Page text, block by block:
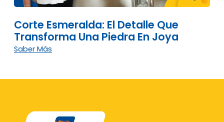
Corte Esmeralda: El Detalle Que
Transforma Una Piedra En Joya
Saber Más